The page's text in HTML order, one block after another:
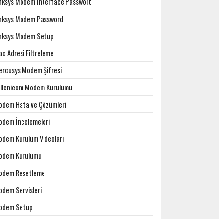
Modem Password
Modem Setup
Adresi Filtreleme
Modem Şifresi
Modem Kurulumu
Hata ve Çözümleri
İncelemeleri
Kurulum Videoları
Kurulumu
Resetleme
Servisleri
Setup